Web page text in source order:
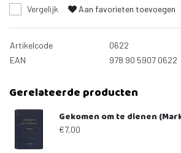
Vergelijk Aan favorieten toevoegen
Artikelcode
0622
EAN
978 90 5907 0622
Gerelateerde producten
Gekomen om te dienen
€7,00